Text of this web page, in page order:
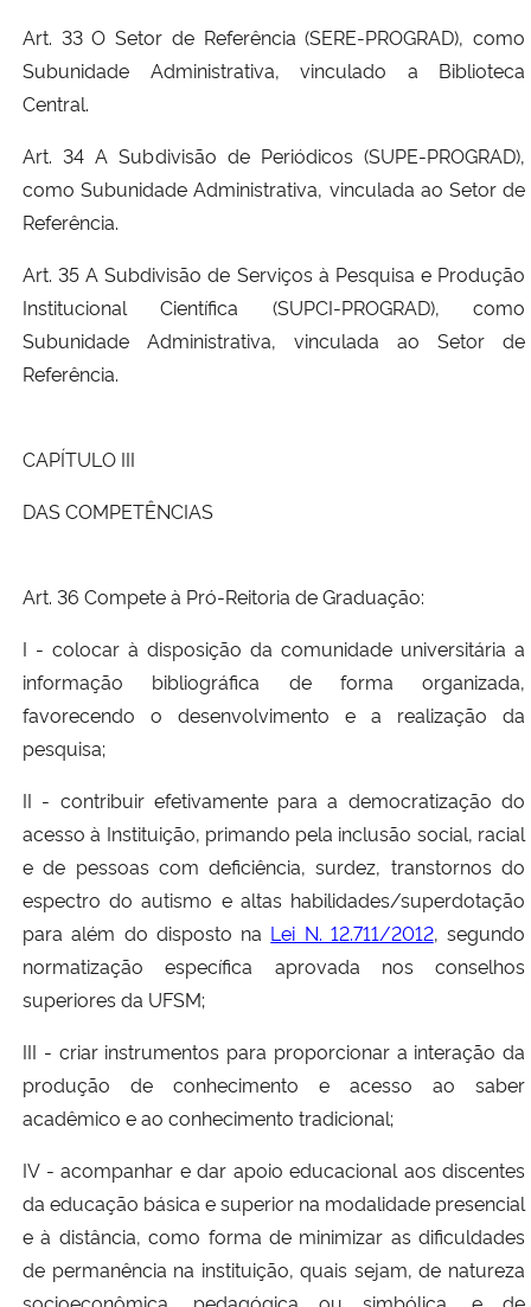
Art. 33 O Setor de Referência (SERE-PROGRAD), como
Subunidade Administrativa, vinculado a Biblioteca
Central.
Art. 34 A Subdivisão de Periódicos (SUPE-PROGRAD),
como Subunidade Administrativa, vinculada ao Setor de
Referência.
Art. 35 A Subdivisão de Serviços à Pesquisa e Produção
Institucional Científica (SUPCI-PROGRAD), como
Subunidade Administrativa, vinculada ao Setor de
Referência.
CAPÍTULO III
DAS COMPETÊNCIAS
Art. 36 Compete à Pró-Reitoria de Graduação:
I - colocar à disposição da comunidade universitária a
informação bibliográfica de forma organizada,
favorecendo o desenvolvimento e a realização da
pesquisa;
II - contribuir efetivamente para a democratização do
acesso à Instituição, primando pela inclusão social, racial
e de pessoas com deficiência, surdez, transtornos do
espectro do autismo e altas habilidades/superdotação
para além do disposto na Lei N. 12.711/2012, segundo
normatização específica aprovada nos conselhos
superiores da UFSM;
III - criar instrumentos para proporcionar a interação da
produção de conhecimento e acesso ao saber
acadêmico e ao conhecimento tradicional;
IV - acompanhar e dar apoio educacional aos discentes
da educação básica e superior na modalidade presencial
e à distância, como forma de minimizar as dificuldades
de permanência na instituição, quais sejam, de natureza